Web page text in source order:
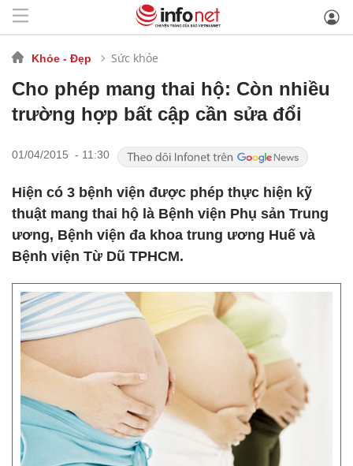
Khỏe - Đẹp Sức khỏe
Cho phép mang thai hộ: Còn nhiều
trường hợp bất cập cần sửa đổi
01/04/2015 - 11:30
Hiện có 3 bệnh viện được phép thực hiện kỹ
thuật mang thai hộ là Bệnh viện Phụ sản Trung
ương, Bệnh viện đa khoa trung ương Huế và
Bệnh viện Từ Dũ TPHCM.